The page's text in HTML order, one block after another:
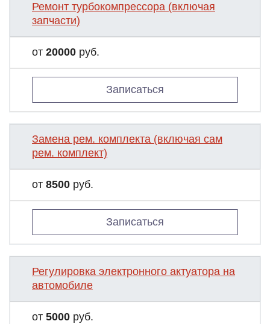
Ремонт турбокомпрессора (включая
запчасти)
от 20000 руб.
Записаться
Замена рем. комплекта (включая сам
рем. комплект)
от 8500 руб.
Записаться
Регулировка электронного актуатора на
автомобиле
от 5000 руб.